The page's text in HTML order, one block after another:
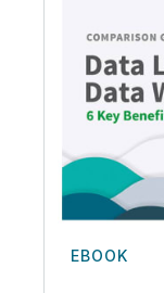
EBOOK